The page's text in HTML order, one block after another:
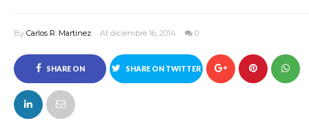
By Carlos R. Martinez At diciembre 16, 2014 0
SHARE ON
FACEBOOK
SHARE ON TWITTER